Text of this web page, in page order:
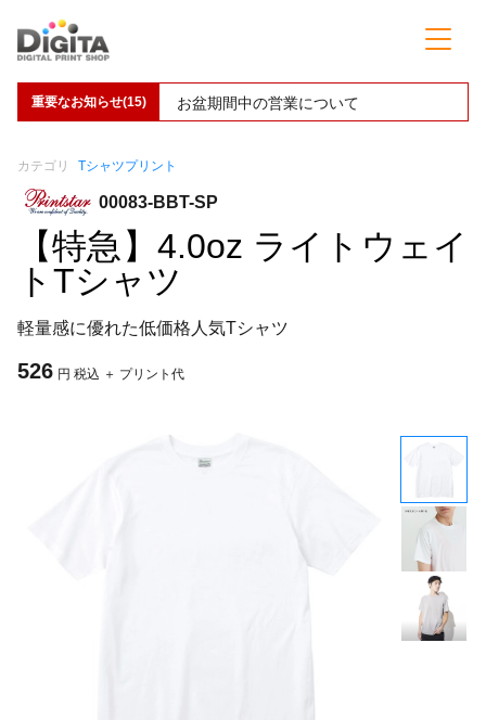
重要なお知らせ(15) お盆期間中の営業について
カテゴリ Tシャツプリント
00083-BBT-SP
【特急】4.0oz ライトウェイ
トTシャツ
軽量感に優れた低価格人気Tシャツ
526 円 税込 ＋ プリント代